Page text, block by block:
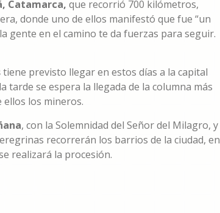
Catamarca, que recorrió 700 kilómetros,
donde uno de ellos manifestó que fue “un
gente en el camino te da fuerzas para seguir.
tiene previsto llegar en estos días a la capital
tarde se espera la llegada de la columna más
ellos los mineros.
, con la Solemnidad del Señor del Milagro, y
recorrerán los barrios de la ciudad, en
realizará la procesión.